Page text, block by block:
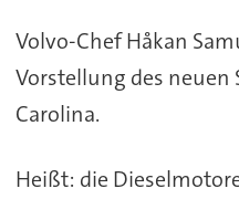
Volvo-Chef Håkan
Vorstellung des neuen
Carolina.
Heißt: die